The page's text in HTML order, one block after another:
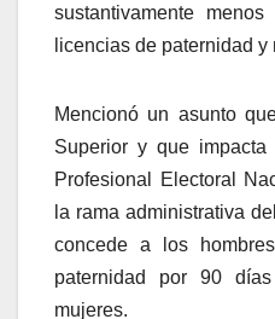
sustantivamente
licencias de paternidad
Mencionó un asunto
Superior y que
Profesional Electoral
la rama administrativa
concede a los
paternidad por 90
mujeres.